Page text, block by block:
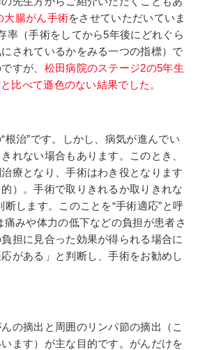
大腸がん手術をさせていただいていま
率（手術をしてから5年後にどれぐら
されているかをみる一つの指標）で
すが、 松田病院のステージ2の5年生
比べて遜色のない結果でした。
根治”です。しかし、病気が進んでい
れない場合もあります。このとき、
療となり、手術はわき役となります
的）。手術で取りきれるか取りきれな
します。このことを“手術適応”と呼
痛みや体力の低下などの負担が患者さ
担に見合った効果が得られる場合に
がある」と判断し、手術をお勧めし
の摘出と周囲のリンパ節の摘出（こ
ます）が主な目的です。がんだけを